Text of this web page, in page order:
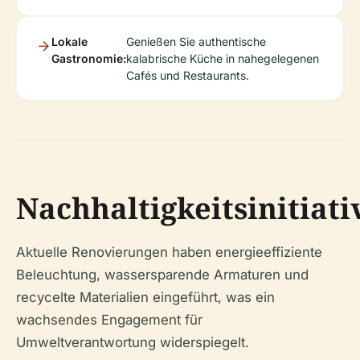
Lokale
Gastronomie:
Genießen Sie authentische
kalabrische Küche in nahegelegenen
Cafés und Restaurants.
Aktuelle Renovierungen haben energieeffiziente
Beleuchtung, wassersparende Armaturen und
recycelte Materialien eingeführt, was ein
wachsendes Engagement für
Umweltverantwortung widerspiegelt.